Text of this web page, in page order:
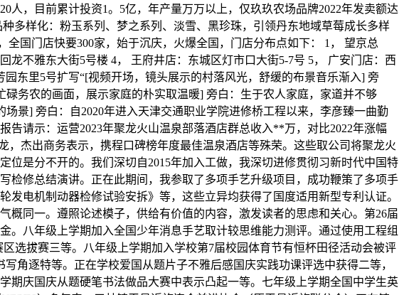
人，目前累计投资1。5亿，年产量万万以上，仅玖玖农场品牌2022年发卖额达
多样化：粉玉系列、梦之系列、淡雪、黑珍珠，引领丹东地域草莓成长多样
国门店快要300家，始于沉庆，火爆全国，门店分布点如下： 1， 望京总
不雅东大街5号楼 4， 王府井店：东城区灯市口大街5-7号 5， 广安门店：西
东里5号扩写“[视频开场，镜头展示的村落风光，舒缓的布景音乐渐入] 旁
务农的画面，展示家庭的朴实取温暖] 旁白：生于农人家庭，家道并不够
景] 旁白：自2020年进入天津交通职业学院进修桥工程以来，李彦臻一曲勤
请示：运营2023年聚龙火山温泉部落酒店群总收入**万，对比2022年涨幅
杰出商务表示，携程口碑榜年度最佳温泉酒店等殊荣。这些取公司将聚龙火
是分不开的。我们深切自2015年加入工做，我深切进修贯彻习新时代中国特
检修总结演讲。正在此期间，我参取了多项手艺升级项目，成功鞭策了多项手
电机制动器检修试验安拆》等，这些立异均获得了国度适用新型专利认证。
同一。遵照论述模子，供给有价值的内容，激发读者的思虑和关心。第26届
八年级上学期加入全国少年消息手艺取计较思维能力测评。通过使用工程组
选拔赛三等。八年级上学期加入学校第7届校园体育节有恒杯田径活动会被评
角逐特等。正在学校爱国从题片子不雅后感国庆实践功课评选中获得二等，
期庆国庆从题硬笔书法做品大赛中表示凸起一等。七年级上学期全国中学生英